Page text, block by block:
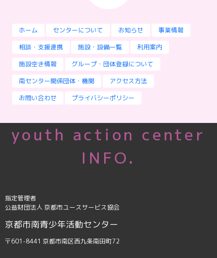
ホーム センターについて お知らせ
事業情報
相談・支援連携
施設・設備一覧
利用案内
施設空き情報
グループ・団体登録について
南センター関係団体・機関
アクセス方法
お問い合わせ
プライバシーポリシー
youth action center
INFO.
指定管理者
公益財団法人 京都市ユースサービス協会
京都市南青少年活動センター
〒601-8441 京都市南区西九条南田町72